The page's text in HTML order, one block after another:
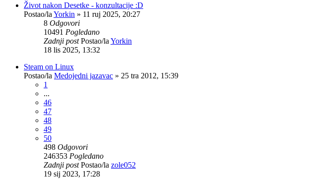
Život nakon Desetke - konzultacije :D
Postao/la Yorkin » 11 ruj 2025, 20:27
8 Odgovori
10491 Pogledano
Zadnji postPostao/la Yorkin
18 lis 2025, 13:32
Steam on Linux
Postao/la Medojedni jazavac » 25 tra 2012, 15:39
1
...
46
47
48
49
50
498 Odgovori
246353 Pogledano
Zadnji postPostao/la zole052
19 sij 2023, 17:28